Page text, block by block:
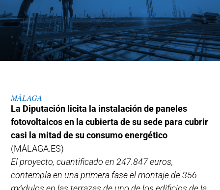
MÁLAGA
La Diputación licita la instalación de paneles
fotovoltaicos en la cubierta de su sede para cubrir
casi la mitad de su consumo energético
(MÁLAGA.ES)
El proyecto, cuantificado en 247.847 euros,
contempla en una primera fase el montaje de 356